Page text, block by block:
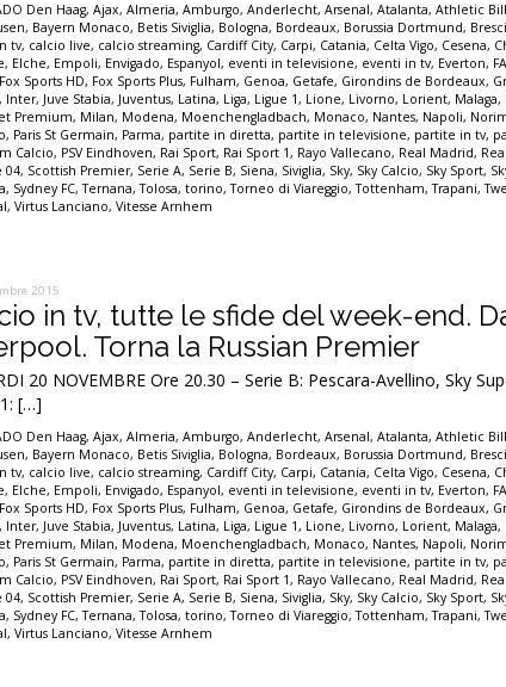
Den Haag,Ajax,Almeria,Amburgo,Anderlecht,Arsenal,Atalanta,Athletic
, Bayern Monaco, Betis Siviglia, Bologna, Bordeaux, Borussia Dortmund,
tv, calcio live, calcio streaming, Cardiff City, Carpi, Catania, Celta Vigo, Cesena,
, Elche, Empoli, Envigado, Espanyol, eventi in televisione, eventi in tv, Everton,
Fox Sports HD, Fox Sports Plus, Fulham, Genoa, Getafe, Girondins de Bordeaux,
, Inter, Juve Stabia, Juventus, Latina, Liga, Ligue 1, Lione, Livorno, Lorient, Malaga,
Premium, Milan, Modena, Moenchengladbach, Monaco, Nantes, Napoli,
, Paris St Germain, Parma, partite in diretta, partite in televisione, partite in tv,
Calcio, PSV Eindhoven, Rai Sport, Rai Sport 1, Rayo Vallecano, Real Madrid,
04, Scottish Premier, Serie A, Serie B, Siena, Siviglia, Sky, Sky Calcio, Sky Sport,
, Sydney FC,Ternana,Tolosa,torino,Torneo di Viareggio,Tottenham,Trapani,
,Virtus Lanciano,Vitesse Arnhem
2015
in tv, tutte le sfide del week-end.
Torna la Russian Premier
20 NOVEMBRE Ore 20.30 – Serie B: Pescara-Avellino, Sky
[…]
Den Haag,Ajax,Almeria,Amburgo,Anderlecht,Arsenal,Atalanta,Athletic
, Bayern Monaco, Betis Siviglia, Bologna, Bordeaux, Borussia Dortmund,
tv, calcio live, calcio streaming, Cardiff City, Carpi, Catania, Celta Vigo, Cesena,
, Elche, Empoli, Envigado, Espanyol, eventi in televisione, eventi in tv, Everton,
Fox Sports HD, Fox Sports Plus, Fulham, Genoa, Getafe, Girondins de Bordeaux,
, Inter, Juve Stabia, Juventus, Latina, Liga, Ligue 1, Lione, Livorno, Lorient, Malaga,
Premium, Milan, Modena, Moenchengladbach, Monaco, Nantes, Napoli,
, Paris St Germain, Parma, partite in diretta, partite in televisione, partite in tv,
Calcio, PSV Eindhoven, Rai Sport, Rai Sport 1, Rayo Vallecano, Real Madrid,
04, Scottish Premier, Serie A, Serie B, Siena, Siviglia, Sky, Sky Calcio, Sky Sport,
, Sydney FC,Ternana,Tolosa,torino,Torneo di Viareggio,Tottenham,Trapani,
,Virtus Lanciano,Vitesse Arnhem